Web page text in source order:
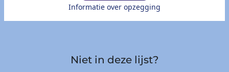
Informatie over opzegging
Niet in deze lijst?